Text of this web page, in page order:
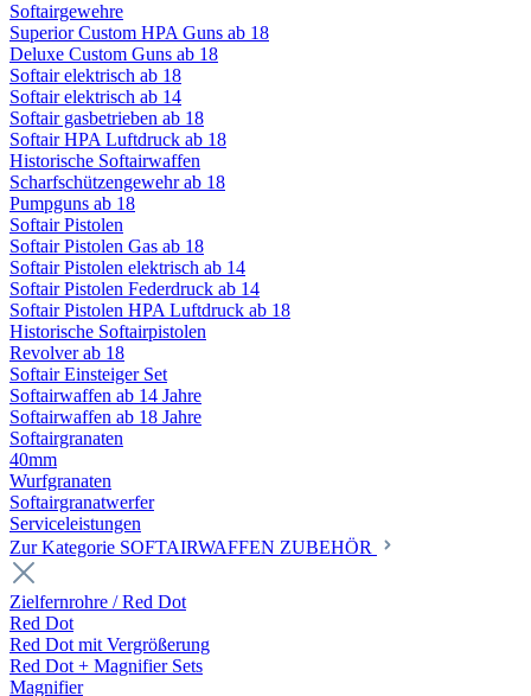
Softairgewehre
Superior Custom HPA Guns ab 18
Deluxe Custom Guns ab 18
Softair elektrisch ab 18
Softair elektrisch ab 14
Softair gasbetrieben ab 18
Softair HPA Luftdruck ab 18
Historische Softairwaffen
Scharfschützengewehr ab 18
Pumpguns ab 18
Softair Pistolen
Softair Pistolen Gas ab 18
Softair Pistolen elektrisch ab 14
Softair Pistolen Federdruck ab 14
Softair Pistolen HPA Luftdruck ab 18
Historische Softairpistolen
Revolver ab 18
Softair Einsteiger Set
Softairwaffen ab 14 Jahre
Softairwaffen ab 18 Jahre
Softairgranaten
40mm
Wurfgranaten
Softairgranatwerfer
Serviceleistungen
Zur Kategorie SOFTAIRWAFFEN ZUBEHÖR
Zielfernrohre / Red Dot
Red Dot
Red Dot mit Vergrößerung
Red Dot + Magnifier Sets
Magnifier